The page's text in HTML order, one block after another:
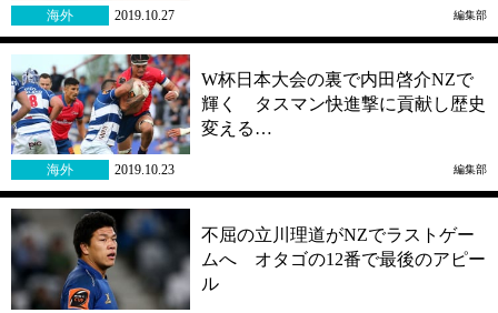
海外 2019.10.27 編集部
W杯日本大会の裏で内田啓介NZで
輝く タスマン快進撃に貢献し歴史
変える…
海外 2019.10.23 編集部
不屈の立川理道がNZでラストゲー
ムへ オタゴの12番で最後のアピー
ル